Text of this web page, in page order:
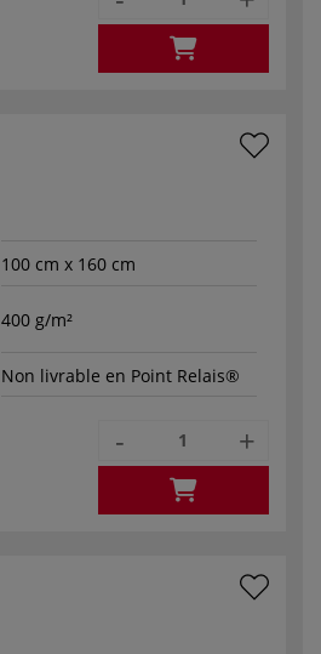
100 cm x 160 cm
400 g/m²
Non livrable en Point Relais®
- +